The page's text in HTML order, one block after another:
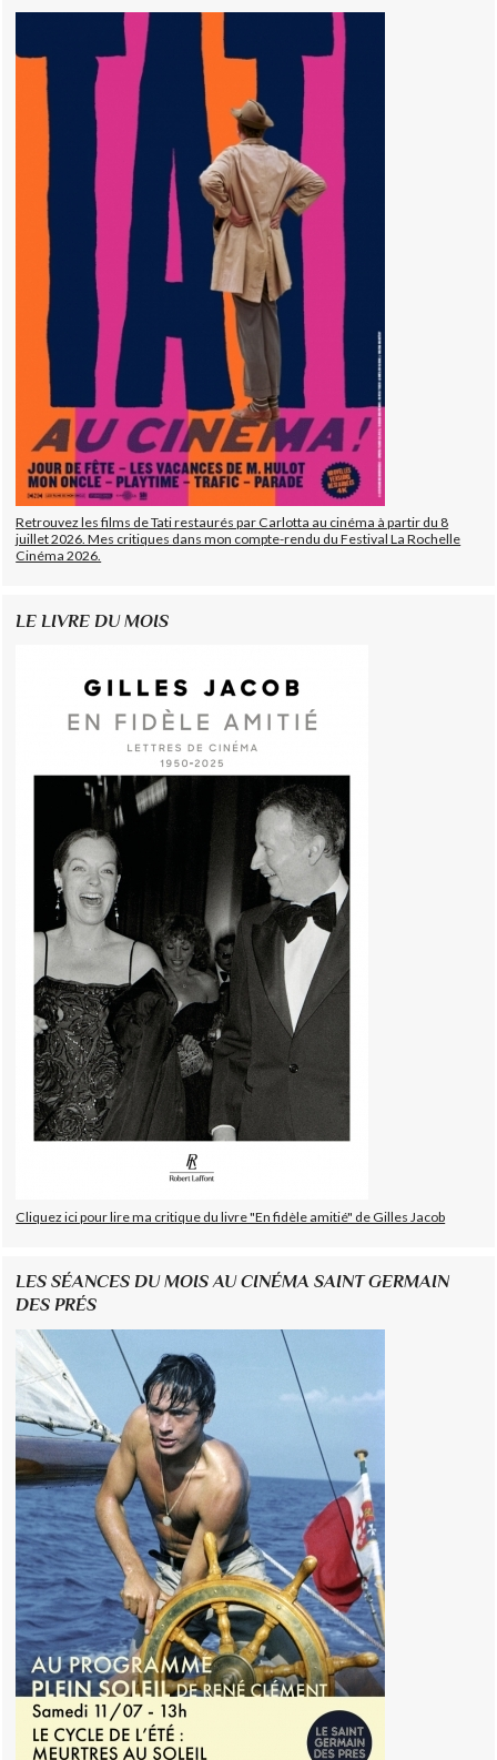
Retrouvez les films de Tati restaurés par Carlotta au cinéma à partir du 8
juillet 2026. Mes critiques dans mon compte-rendu du Festival La Rochelle
Cinéma 2026.
LE LIVRE DU MOIS
Cliquez ici pour lire ma critique du livre "En fidèle amitié" de Gilles Jacob
LES SÉANCES DU MOIS AU CINÉMA SAINT GERMAIN
DES PRÉS